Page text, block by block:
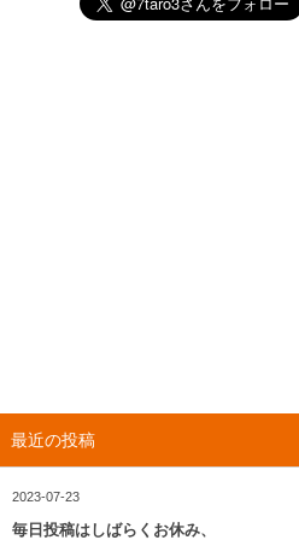
最近の投稿
2023-07-23
毎日投稿はしばらくお休み、